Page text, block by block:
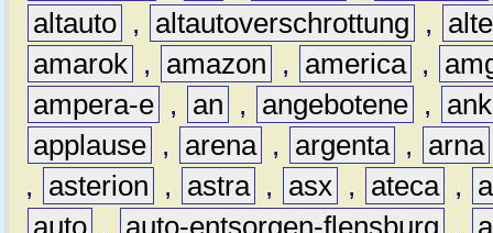
altauto , altautoverschrottung ,
amarok , amazon , america ,
ampera-e , an , angebotene ,
applause , arena , argenta , arna
,
asterion , astra , asx , ateca ,
auto , auto-entsorgen-flensburg ,